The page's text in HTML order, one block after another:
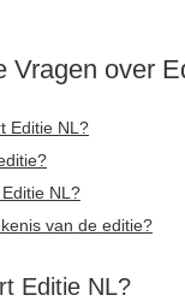
Vragen over
Editie NL?
NL?
van de editie?
Editie NL?